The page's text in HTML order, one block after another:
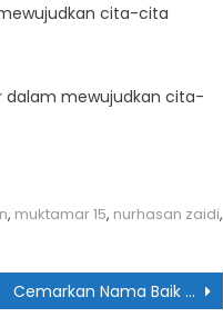
cita-cita
dalam mewujudkan cita-
, muktamar 15, nurhasan zaidi,
Cemarkan Nama Baik di Medsos, Salomo Pardede akan Gugat Pemilik Biliar di Medan